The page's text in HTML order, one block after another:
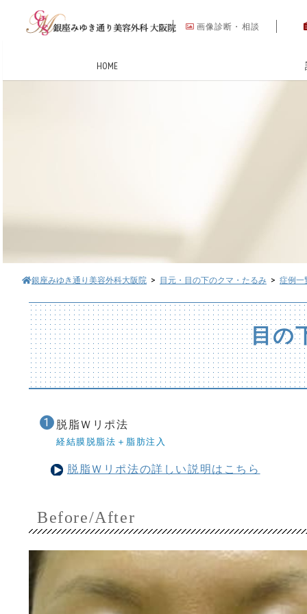
画像診断・相談
HOME
銀座みゆき通り美容外科大阪院 > 目元・目の下のクマ・たるみ > 症例一
目の
脱脂Ｗリポ法
経結膜脱脂法＋脂肪注入
脱脂Ｗリポ法の詳しい説明はこちら
Before/After